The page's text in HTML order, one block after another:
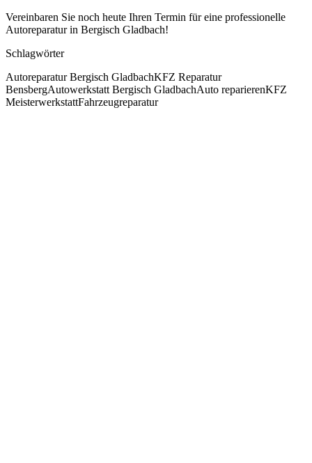
Vereinbaren Sie noch heute Ihren Termin für eine professionelle
Autoreparatur in Bergisch Gladbach!
Schlagwörter
Autoreparatur Bergisch GladbachKFZ Reparatur
BensbergAutowerkstatt Bergisch GladbachAuto reparierenKFZ
MeisterwerkstattFahrzeugreparatur